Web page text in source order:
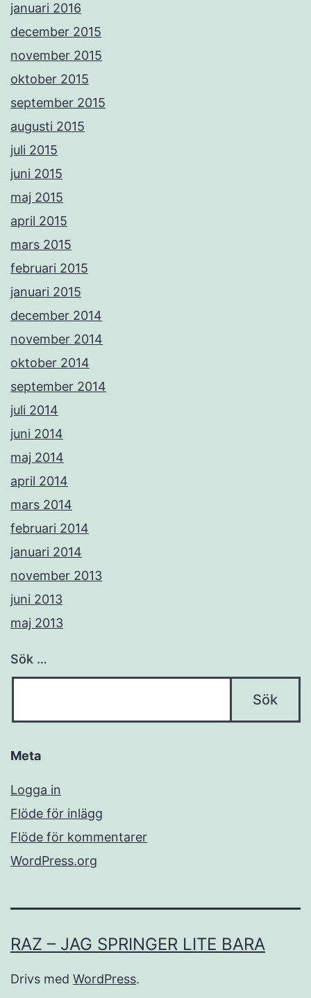
januari 2016
december 2015
november 2015
oktober 2015
september 2015
augusti 2015
juli 2015
juni 2015
maj 2015
april 2015
mars 2015
februari 2015
januari 2015
december 2014
november 2014
oktober 2014
september 2014
juli 2014
juni 2014
maj 2014
april 2014
mars 2014
februari 2014
januari 2014
november 2013
juni 2013
maj 2013
Sök …
Meta
Logga in
Flöde för inlägg
Flöde för kommentarer
WordPress.org
RAZ – JAG SPRINGER LITE BARA
Drivs med WordPress.